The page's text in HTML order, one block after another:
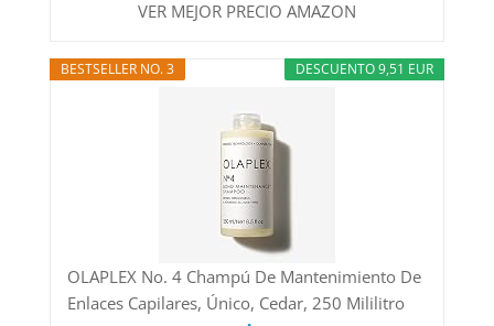
VER MEJOR PRECIO AMAZON
DESCUENTO 9,51 EUR
BESTSELLER NO. 3
OLAPLEX No. 4 Champú De Mantenimiento De
Enlaces Capilares, Único, Cedar, 250 Mililitro